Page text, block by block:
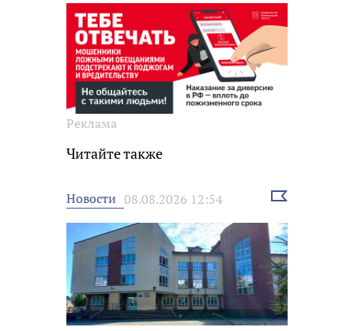
Реклама
Читайте также
Новости 08.08.2026 12:54
Выбрать